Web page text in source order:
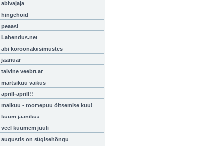
abivajaja
hingehoid
peaasi
Lahendus.net
abi koroonaküsimustes
jaanuar
talvine veebruar
märtsikuu vaikus
aprill-aprill!!
maikuu - toomepuu õitsemise kuu!
kuum jaanikuu
veel kuumem juuli
augustis on sügisehõngu